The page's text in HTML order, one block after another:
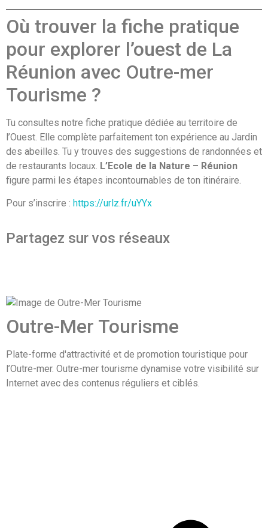
Où trouver la fiche pratique
pour explorer l’ouest de La
Réunion avec Outre-mer
Tourisme ?
Tu consultes notre fiche pratique dédiée au territoire de
l’Ouest. Elle complète parfaitement ton expérience au Jardin
des abeilles. Tu y trouves des suggestions de randonnées et
de restaurants locaux. L’Ecole de la Nature – Réunion
figure parmi les étapes incontournables de ton itinéraire.
Pour s’inscrire : https://urlz.fr/uYYx
Partagez sur vos réseaux
Outre-Mer Tourisme
Plate-forme d'attractivité et de promotion touristique pour
l’Outre-mer. Outre-mer tourisme dynamise votre visibilité sur
Internet avec des contenus réguliers et ciblés.